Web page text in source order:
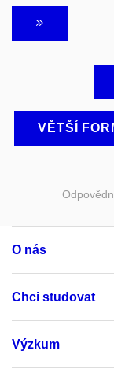
VĚTŠÍ
O nás
Chci studovat
Výzkum